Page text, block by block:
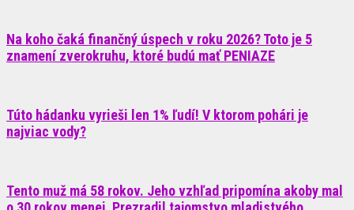
Na koho čaká finančný úspech v roku 2026? Toto je 5
znamení zverokruhu, ktoré budú mať PENIAZE
Túto hádanku vyrieši len 1% ľudí! V ktorom pohári je
najviac vody?
Tento muž má 58 rokov. Jeho vzhľad pripomína akoby mal